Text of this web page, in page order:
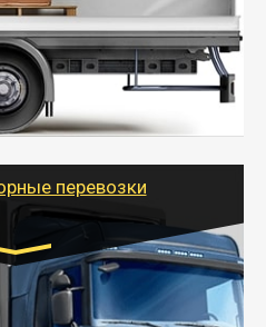
вещи от 200 кг в
или попутно. Попутные
ИП и юрлиц обходятся
доставку
вещей по нужному
работ при перевозке.
перевозки
Бычок, Еврофура от 5 до
10 тонн